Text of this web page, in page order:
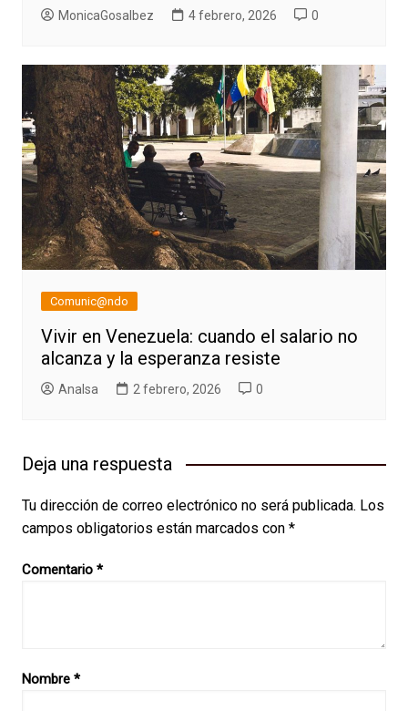
MonicaGosalbez 4 febrero, 2026 0
Comunic@ndo
Vivir en Venezuela: cuando el salario no
alcanza y la esperanza resiste
AnaIsa 2 febrero, 2026 0
Deja una respuesta
Tu dirección de correo electrónico no será publicada. Los
campos obligatorios están marcados con *
Comentario *
Nombre *